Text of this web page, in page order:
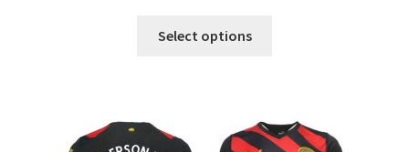
Select options
različic.
Možnosti